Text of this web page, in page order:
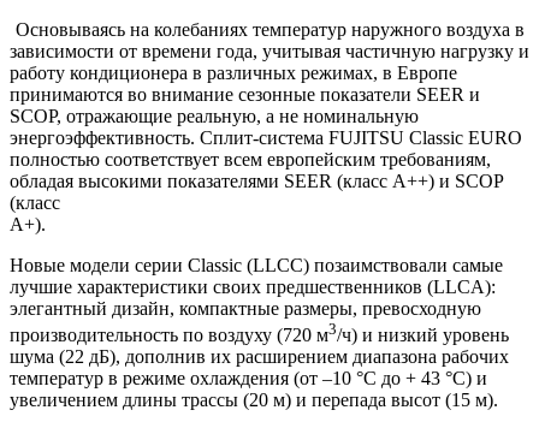
Основываясь на колебаниях температур наружного воздуха в
зависимости от времени года, учитывая частичную нагрузку и
работу кондиционера в различных режимах, в Европе
принимаются во внимание сезонные показатели SEER и
SCOP, отражающие реальную, а не номинальную
энергоэффективность. Сплит-система FUJITSU Classic EURO
полностью соответствует всем европейским требованиям,
обладая высокими показателями SEER (класс А++) и SCOP
(класс
А+).
Новые модели серии Classic (LLCC) позаимствовали самые
лучшие характеристики своих предшественников (LLCA):
элегантный дизайн, компактные размеры, превосходную
производительность по воздуху (720 м3/ч) и низкий уровень
шума (22 дБ), дополнив их расширением диапазона рабочих
температур в режиме охлаждения (от –10 °C до + 43 °C) и
увеличением длины трассы (20 м) и перепада высот (15 м).